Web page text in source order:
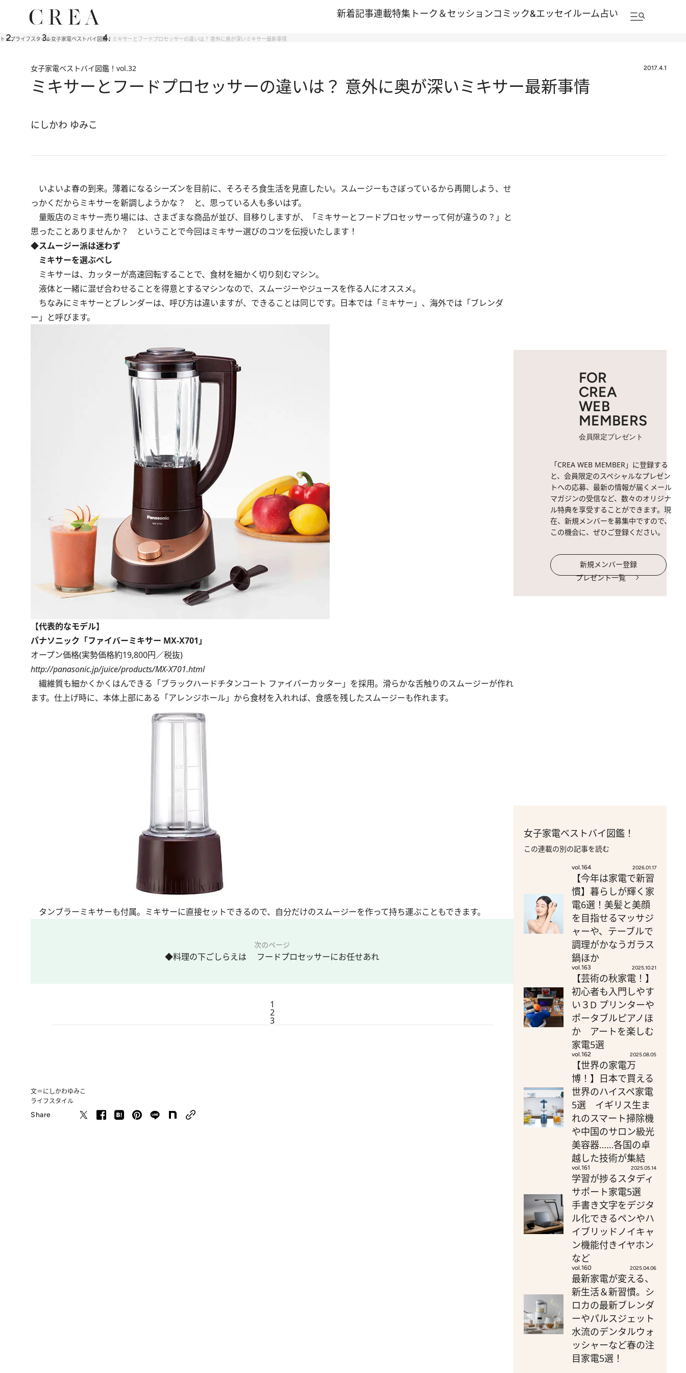
新着記事連載特集 トーク＆セッションコミック&エッセイルーム占い
トップライフスタイル女子家電ベストバイ図鑑！ ミキサーとフードプロセッサーの違いは？ 意外に奥が深いミキサー最新事情
女子家電ベストバイ図鑑！ vol.32 2017.4.1
ミキサーとフードプロセッサーの違いは？ 意外に奥が深いミキサー最新事情
にしかわ ゆみこ
いよいよ春の到来。薄着になるシーズンを目前に、そろそろ食生活を見直したい。スムージーもさぼっているから再開しよう、せ
っかくだからミキサーを新調しようかな？ と、思っている人も多いはず。
量販店のミキサー売り場には、さまざまな商品が並び、目移りしますが、「ミキサーとフードプロセッサーって何が違うの？」と
思ったことありませんか？ ということで今回はミキサー選びのコツを伝授いたします！
◆スムージー派は迷わず
ミキサーを選ぶべし
ミキサーは、カッターが高速回転することで、食材を細かく切り刻むマシン。
液体と一緒に混ぜ合わせることを得意とするマシンなので、スムージーやジュースを作る人にオススメ。
ちなみにミキサーとブレンダーは、呼び方は違いますが、できることは同じです。日本では「ミキサー」、海外では「ブレンダ
ー」と呼びます。
【代表的なモデル】
パナソニック「ファイバーミキサー MX-X701」
オープン価格(実勢価格約19,800円／税抜)
http://panasonic.jp/juice/products/MX-X701.html
繊維質も細かくかくはんできる「ブラックハードチタンコート ファイバーカッター」を採用。滑らかな舌触りのスムージーが作れ
ます。仕上げ時に、本体上部にある「アレンジホール」から食材を入れれば、食感を残したスムージーも作れます。
タンブラーミキサーも付属。ミキサーに直接セットできるので、自分だけのスムージーを作って持ち運ぶこともできます。
次のページ
◆料理の下ごしらえは フードプロセッサーにお任せあれ
1
2
3
文＝にしかわゆみこ
ライフスタイル
Share
FOR
CREA
WEB
MEMBERS
会員限定プレゼント
「CREA WEB MEMBER」に登録する
と、会員限定のスペシャルなプレゼン
トへの応募、最新の情報が届くメール
マガジンの受信など、数々のオリジナ
ル特典を享受することができます。現
在、新規メンバーを募集中ですので、
この機会に、ぜひご登録ください。
新規メンバー登録
プレゼント一覧
女子家電ベストバイ図鑑！
この連載の別の記事を読む
vol.164 2026.01.17
【今年は家電で新習
慣】暮らしが輝く家
電6選！美髪と美顔
を目指せるマッサジ
ャーや、テーブルで
調理がかなうガラス
鍋ほか
vol.163 2025.10.21
【芸術の秋家電！】
初心者も入門しやす
い３D プリンターや
ポータブルピアノほ
か アートを楽しむ
家電5選
vol.162 2025.08.05
【世界の家電万
博！】日本で買える
世界のハイスペ家電
5選 イギリス生ま
れのスマート掃除機
や中国のサロン級光
美容器……各国の卓
越した技術が集結
vol.161 2025.05.14
学習が捗るスタディ
サポート家電5選
手書き文字をデジタ
ル化できるペンやハ
イブリッドノイキャ
ン機能付きイヤホン
など
vol.160 2025.04.06
最新家電が変える、
新生活＆新習慣。シ
ロカの最新ブレンダ
ーやパルスジェット
水流のデンタルウォ
ッシャーなど春の注
目家電5選！